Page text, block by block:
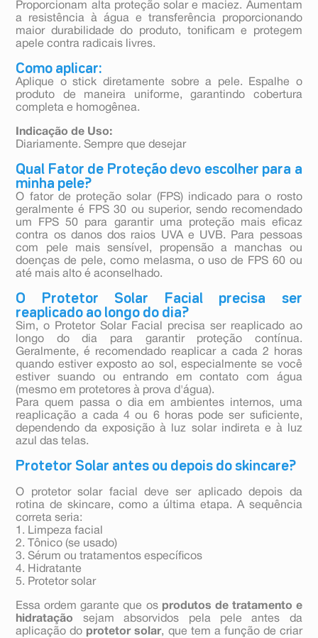
Proporcionam alta proteção solar e maciez. Aumentam
a resistência à água e transferência proporcionando
maior durabilidade do produto, tonificam e protegem
apele contra radicais livres.
Como aplicar:
Aplique o stick diretamente sobre a pele. Espalhe o
produto de maneira uniforme, garantindo cobertura
completa e homogênea.
Indicação de Uso:
Diariamente. Sempre que desejar
Qual Fator de Proteção devo escolher para a
minha pele?
O fator de proteção solar (FPS) indicado para o rosto
geralmente é FPS 30 ou superior, sendo recomendado
um FPS 50 para garantir uma proteção mais eficaz
contra os danos dos raios UVA e UVB. Para pessoas
com pele mais sensível, propensão a manchas ou
doenças de pele, como melasma, o uso de FPS 60 ou
até mais alto é aconselhado.
O Protetor Solar Facial precisa ser
reaplicado ao longo do dia?
Sim, o Protetor Solar Facial precisa ser reaplicado ao
longo do dia para garantir proteção contínua.
Geralmente, é recomendado reaplicar a cada 2 horas
quando estiver exposto ao sol, especialmente se você
estiver suando ou entrando em contato com água
(mesmo em protetores à prova d'água).
Para quem passa o dia em ambientes internos, uma
reaplicação a cada 4 ou 6 horas pode ser suficiente,
dependendo da exposição à luz solar indireta e à luz
azul das telas.
Protetor Solar antes ou depois do skincare?
O protetor solar facial deve ser aplicado depois da
rotina de skincare, como a última etapa. A sequência
correta seria:
1. Limpeza facial
2. Tônico (se usado)
3. Sérum ou tratamentos específicos
4. Hidratante
5. Protetor solar
Essa ordem garante que os produtos de tratamento e
hidratação sejam absorvidos pela pele antes da
aplicação do protetor solar, que tem a função de criar